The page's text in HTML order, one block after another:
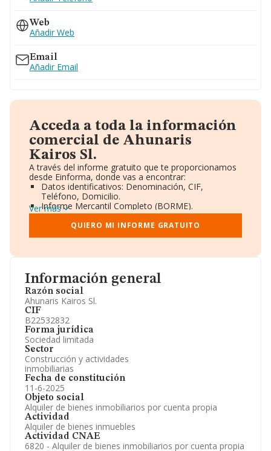
Información general
Razón social
Ahunaris Kairos Sl.
CIF
B22532832
Forma jurídica
Sociedad limitada
Sector
Construcción y actividades
inmobiliarias
Fecha de constitución
11-6-2025
Objeto social
Alquiler de bienes inmobiliarios por cuenta propia
Actividad
Alquiler de bienes inmuebles
Actividad CNAE
6820 - Alquiler de bienes inmobiliarios por cuenta propia
Web
Añadir Web
Email
Añadir Email
Acceda a toda la información
comercial de Ahunaris
Kairos Sl.
A través del informe gratuito que te proporcionamos
desde Einforma, donde vas a encontrar:
Datos identificativos: Denominación, CIF,
Teléfono, Domicilio.
Informe Mercantil Completo (BORME).
Gráficos de Evolución Ventas y Empleados.
Consejo de Administración y Administradores.
Directivos y Ejecutivos.
Información oficial y registral complementaria.
Ver más
QUIERO MI INFORME GRATUITO